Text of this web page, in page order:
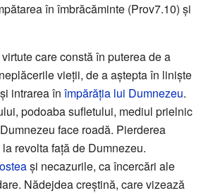
în îmbrăcăminte (Prov7.10) și
care constă în puterea de a
vieții, de a aștepta în liniște
intrarea în împărăția lui Dumnezeu.
podoaba sufletului, mediul prielnic
face roadă. Pierderea
revolta față de Dumnezeu.
și necazurile, ca încercări ale
Nădejdea creștină, care vizează